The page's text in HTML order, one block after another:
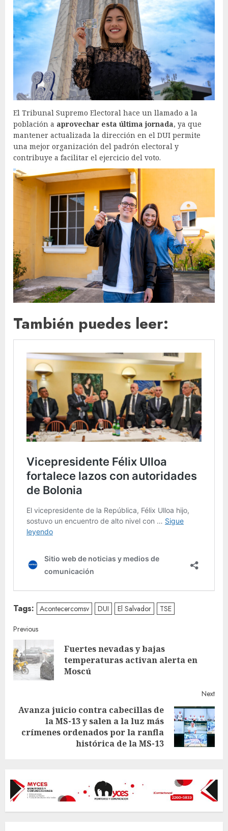
El Tribunal Supremo Electoral hace un llamado a la
población a aprovechar esta última jornada, ya que
mantener actualizada la dirección en el DUI permite
una mejor organización del padrón electoral y
contribuye a facilitar el ejercicio del voto.
También puedes leer:
Tags: Acontecercomsv DUI El Salvador TSE
Continue
Reading
Previous
Fuertes nevadas y bajas
temperaturas activan alerta en
Moscú
Next
post:
Avanza juicio contra cabecillas de
la MS-13 y salen a la luz más
crímenes ordenados por la ranfla
histórica de la MS-13